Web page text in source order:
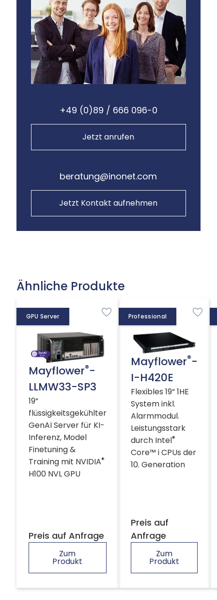
+49 (0)89 / 666 096-0
Jetzt anrufen
beratung@inonet.com
Jetzt Kontakt aufnehmen
Ähnliche Produkte
GPU Server
Mayflower®-
LLMW33-SP3
19“
flüssigkeitsgekühlter
GenAI Server für KI-
Inferenz, Model
Finetuning &
Training mit NVIDIA®
H100 NVL GPU
Preis auf Anfrage
Zum
Produkt
Professional
Mayflower®-
I-H420E
Flexibles 19“ 1HE
System inkl.
Alarmmodul.
Leistungsstark
durch Intel®
Core™ i CPUs der
10. Generation
Preis auf
Anfrage
Zum
Produkt